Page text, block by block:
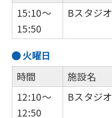
15:10～
15:50
Bスタジオ
火曜日
時間
12:10～
12:50
施設名
Bスタジオ